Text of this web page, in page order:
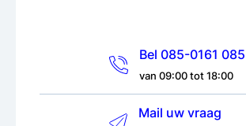
Bel 085-0161 085
van 09:00 tot 18:00
Mail uw vraag